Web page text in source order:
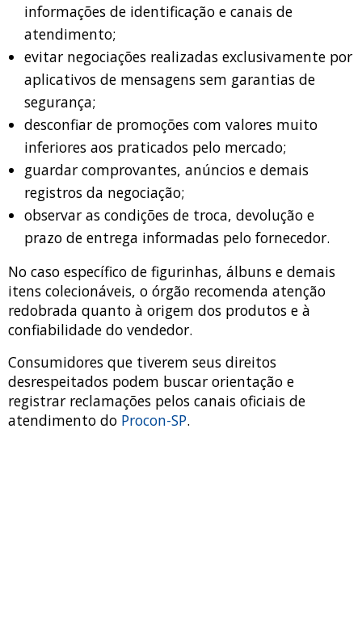
informações de identificação e canais de
atendimento;
evitar negociações realizadas exclusivamente por
aplicativos de mensagens sem garantias de
segurança;
desconfiar de promoções com valores muito
inferiores aos praticados pelo mercado;
guardar comprovantes, anúncios e demais
registros da negociação;
observar as condições de troca, devolução e
prazo de entrega informadas pelo fornecedor.
No caso específico de figurinhas, álbuns e demais
itens colecionáveis, o órgão recomenda atenção
redobrada quanto à origem dos produtos e à
confiabilidade do vendedor.
Consumidores que tiverem seus direitos
desrespeitados podem buscar orientação e
registrar reclamações pelos canais oficiais de
atendimento do Procon-SP.